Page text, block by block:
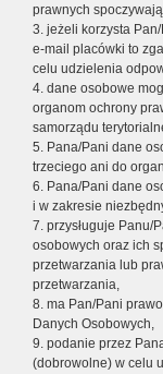
prawnych
3. jeżeli korzysta
e-mail placówki to
celu udzielenia
4. dane osobowe
organom ochrony
samorządu
5. Pana/Pani dane
trzeciego ani do
6. Pana/Pani dane
i w zakresie
7. przysługuje Panu/
osobowych oraz ich
przetwarzania lub
przetwarzania,
8. ma Pan/Pani
Danych Osobowych,
9. podanie przez
(dobrowolne) w celu